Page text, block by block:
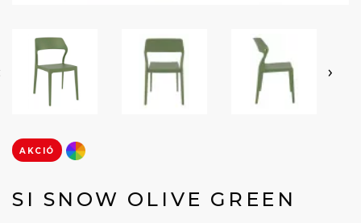
›
AKCIÓ
SI SNOW OLIVE GREEN